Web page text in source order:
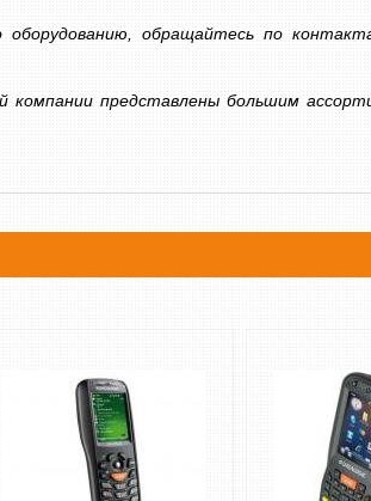
оборудованию, обращайтесь по
компании представлены большим